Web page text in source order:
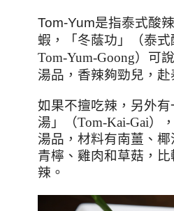
Tom-Yum是指泰式酸
蝦，
「冬蔭功」（泰
Tom-Yum-Goong）可
湯品，香辣夠勁兒，赴
如果不擅吃辣，另外
湯」（Tom-Kai-Gai）
湯品，材料有南薑、
青檸、雞肉和草菇，
辣。